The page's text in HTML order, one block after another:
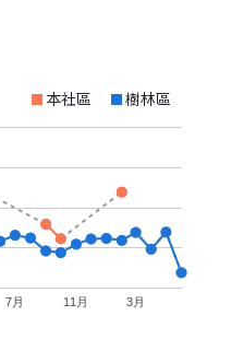
本社區 樹林區
7月 11月 3月